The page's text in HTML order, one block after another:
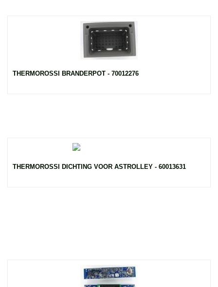
THERMOROSSI BRANDERPOT - 70012276
THERMOROSSI DICHTING VOOR ASTROLLEY - 60013631